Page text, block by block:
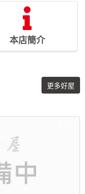
本店簡介
更多好屋